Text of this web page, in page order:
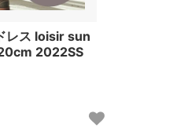
レス loisir sun
2022SS